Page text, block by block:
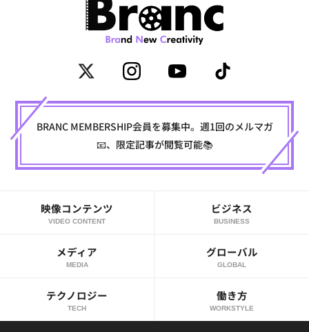
BRANC MEMBERSHIP会員を募集中。週1回のメルマガ
📧、限定記事が閲覧可能📚
映像コンテンツ
VIDEO CONTENT
ビジネス
BUSINESS
メディア
MEDIA
グローバル
GLOBAL
テクノロジー
TECH
働き方
WORKSTYLE